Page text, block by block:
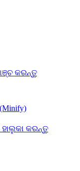
କରନ୍ତୁ
ହାଲୁକା କରନ୍ତୁ